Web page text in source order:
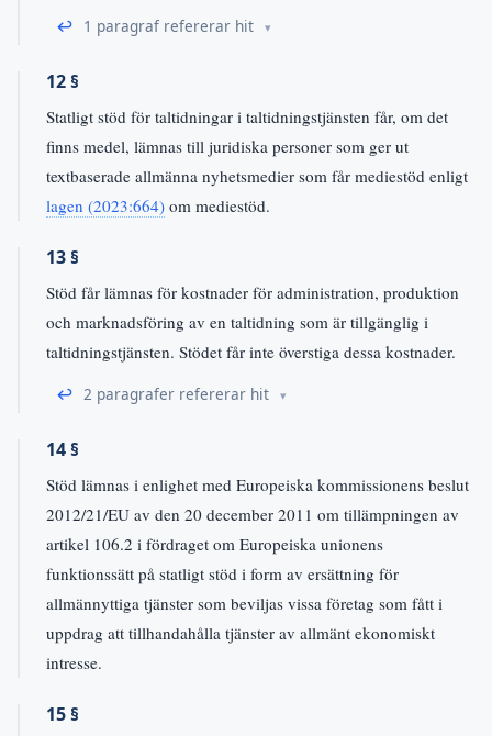
↩ 1 paragraf refererar hit
12 §
Statligt stöd för taltidningar i taltidningstjänsten får, om det
finns medel, lämnas till juridiska personer som ger ut
textbaserade allmänna nyhetsmedier som får mediestöd enligt
lagen (2023:664) om mediestöd.
13 §
Stöd får lämnas för kostnader för administration, produktion
och marknadsföring av en taltidning som är tillgänglig i
taltidningstjänsten. Stödet får inte överstiga dessa kostnader.
↩ 2 paragrafer refererar hit
14 §
Stöd lämnas i enlighet med Europeiska kommissionens beslut
2012/21/EU av den 20 december 2011 om tillämpningen av
artikel 106.2 i fördraget om Europeiska unionens
funktionssätt på statligt stöd i form av ersättning för
allmännyttiga tjänster som beviljas vissa företag som fått i
uppdrag att tillhandahålla tjänster av allmänt ekonomiskt
intresse.
15 §